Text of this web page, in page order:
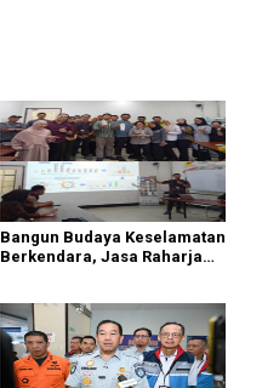
Bangun Budaya Keselamatan
Berkendara, Jasa Raharja